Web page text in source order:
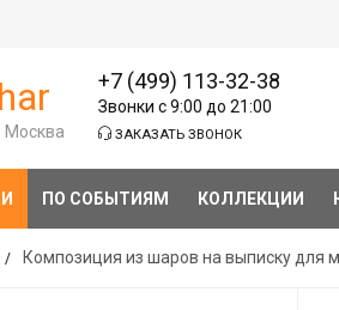
Москва
+7 (499) 113-32-38
Звонки с 9:00 до 21:00
ЗАКАЗАТЬ ЗВОНОК
ПО СОБЫТИЯМ КОЛЛЕКЦИИ
Композиция из шаров на выписку для